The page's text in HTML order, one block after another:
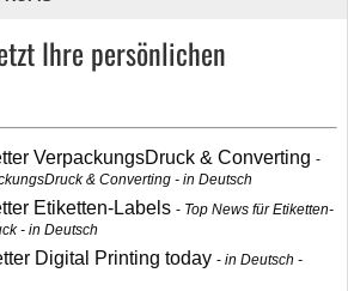
Ihre persönlichen
VerpackungsDruck & Converting
& Converting - in Deutsch
Etiketten-Labels
Top News für Etiketten-
- in Deutsch
Digital Printing today
in Deutsch -